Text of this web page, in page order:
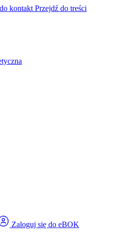
kontakt Przejdź do treści
Zaloguj się do eBOK